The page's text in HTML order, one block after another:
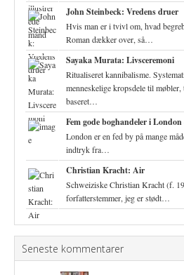
John Steinbeck: Vredens druer
Hvis man er i tvivl om, hvad
Roman dækker over, så…
Sayaka Murata: Livsceremoni
Ritualiseret kannibalisme.
menneskelige kropsdele til
baseret…
Fem gode boghandeler i
London er en fed by på mange
indtryk fra…
Christian Kracht: Air
Schweiziske Christian Kracht (f.
forfatterstemmer, jeg er stødt…
Seneste kommentarer